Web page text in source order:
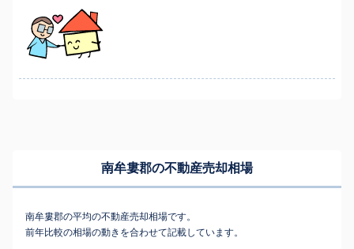
南牟婁郡の不動産売却相場
南牟婁郡の平均の不動産売却相場です。
前年比較の相場の動きを合わせて記載しています。